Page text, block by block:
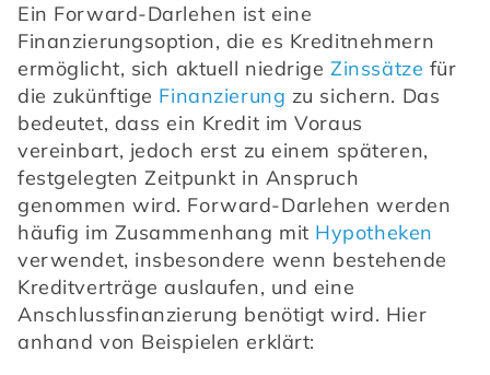
Ein Forward-Darlehen ist eine
Finanzierungsoption, die es Kreditnehmern
ermöglicht, sich aktuell niedrige Zinssätze für
die zukünftige Finanzierung zu sichern. Das
bedeutet, dass ein Kredit im Voraus
vereinbart, jedoch erst zu einem späteren,
festgelegten Zeitpunkt in Anspruch
genommen wird. Forward-Darlehen werden
häufig im Zusammenhang mit Hypotheken
verwendet, insbesondere wenn bestehende
Kreditverträge auslaufen, und eine
Anschlussfinanzierung benötigt wird. Hier
anhand von Beispielen erklärt: